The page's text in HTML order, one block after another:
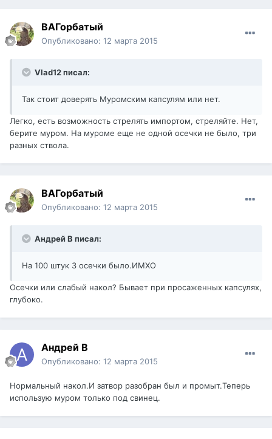
ВАГорбатый
Опубликовано: 12 марта 2015
Vlad12 писал:
Так стоит доверять Муромским капсулям или нет.
Легко, есть возможность стрелять импортом, стреляйте. Нет,
берите муром. На муроме еще не одной осечки не было, три
разных ствола.
ВАГорбатый
Опубликовано: 12 марта 2015
Андрей В писал:
На 100 штук 3 осечки было.ИМХО
Осечки или слабый накол? Бывает при просаженных капсулях,
глубоко.
Андрей В
Опубликовано: 12 марта 2015
Нормальный накол.И затвор разобран был и промыт.Теперь
использую муром только под свинец.